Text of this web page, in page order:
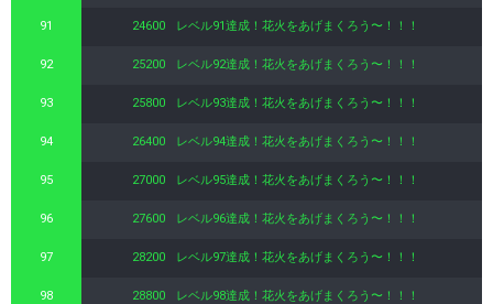
91 24600 レベル91達成！花火をあげまくろう〜！！！
92 25200 レベル92達成！花火をあげまくろう〜！！！
93 25800 レベル93達成！花火をあげまくろう〜！！！
94 26400 レベル94達成！花火をあげまくろう〜！！！
95 27000 レベル95達成！花火をあげまくろう〜！！！
96 27600 レベル96達成！花火をあげまくろう〜！！！
97 28200 レベル97達成！花火をあげまくろう〜！！！
98 28800 レベル98達成！花火をあげまくろう〜！！！